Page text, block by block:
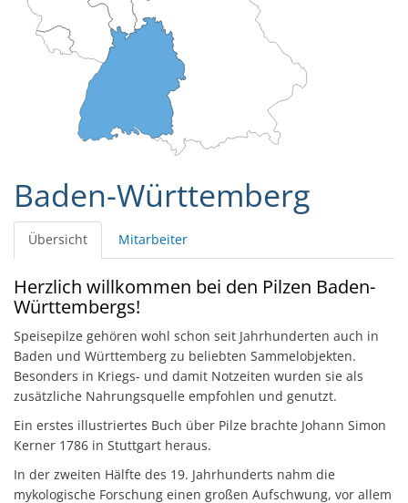
Baden-Württemberg
Übersicht Mitarbeiter
Herzlich willkommen bei den Pilzen Baden-
Württembergs!
Speisepilze gehören wohl schon seit Jahrhunderten auch in
Baden und Württemberg zu beliebten Sammelobjekten.
Besonders in Kriegs- und damit Notzeiten wurden sie als
zusätzliche Nahrungsquelle empfohlen und genutzt.
Ein erstes illustriertes Buch über Pilze brachte Johann Simon
Kerner 1786 in Stuttgart heraus.
In der zweiten Hälfte des 19. Jahrhunderts nahm die
mykologische Forschung einen großen Aufschwung, vor allem